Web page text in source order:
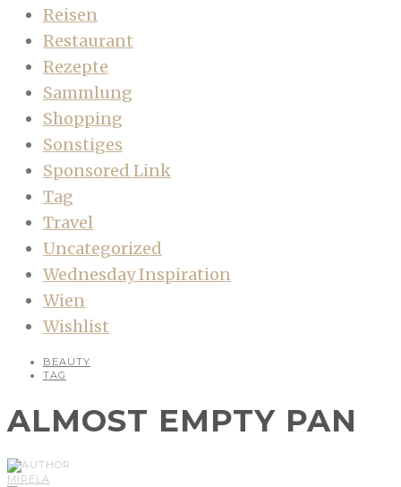
Reisen
Restaurant
Rezepte
Sammlung
Shopping
Sonstiges
Sponsored Link
Tag
Travel
Uncategorized
Wednesday Inspiration
Wien
Wishlist
BEAUTY
TAG
ALMOST EMPTY PAN
MIRELA